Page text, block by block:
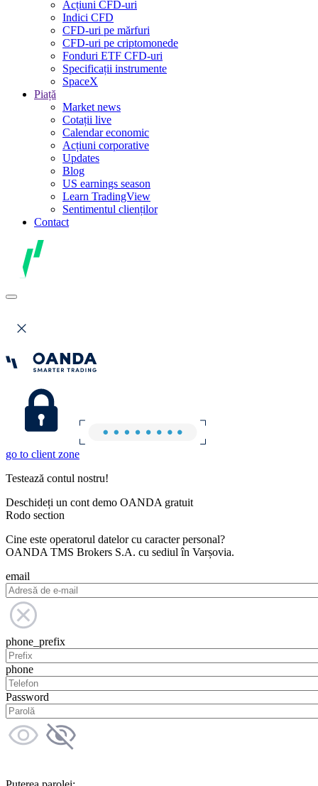
Acțiuni CFD-uri
Indici CFD
CFD-uri pe mărfuri
CFD-uri pe criptomonede
Fonduri ETF CFD-uri
Specificații instrumente
SpaceX
Piață
Market news
Cotații live
Calendar economic
Acțiuni corporative
Updates
Blog
US earnings season
Learn TradingView
Sentimentul clienților
Contact
go to client zone
Testează contul nostru!
Deschideți un cont demo OANDA gratuit
Rodo section
Cine este operatorul datelor cu caracter personal?
OANDA TMS Brokers S.A. cu sediul în Varșovia.
email
phone_prefix
phone
Password